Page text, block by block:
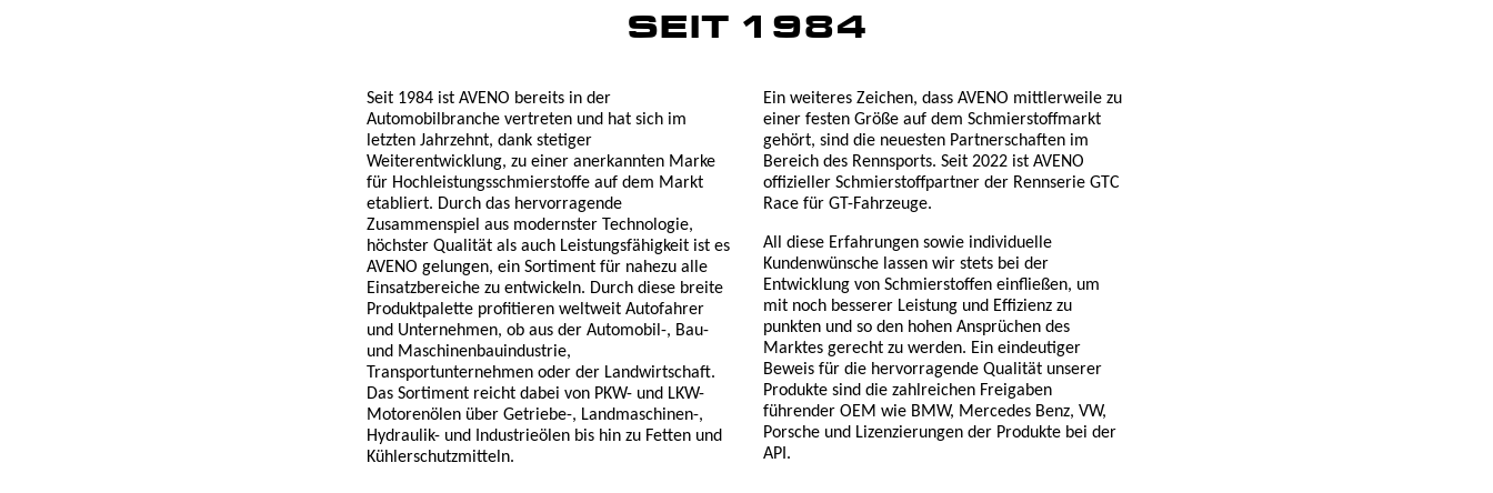
SEIT 1984
Seit 1984 ist AVENO bereits in der
Automobilbranche vertreten und hat sich im
letzten Jahrzehnt, dank stetiger
Weiterentwicklung, zu einer anerkannten Marke
für Hochleistungsschmierstoffe auf dem Markt
etabliert. Durch das hervorragende
Zusammenspiel aus modernster Technologie,
höchster Qualität als auch Leistungsfähigkeit ist es
AVENO gelungen, ein Sortiment für nahezu alle
Einsatzbereiche zu entwickeln. Durch diese breite
Produktpalette profitieren weltweit Autofahrer
und Unternehmen, ob aus der Automobil-, Bau-
und Maschinenbauindustrie,
Transportunternehmen oder der Landwirtschaft.
Das Sortiment reicht dabei von PKW- und LKW-
Motorenölen über Getriebe-, Landmaschinen-,
Hydraulik- und Industrieölen bis hin zu Fetten und
Kühlerschutzmitteln.
Ein weiteres Zeichen, dass AVENO mittlerweile zu
einer festen Größe auf dem Schmierstoffmarkt
gehört, sind die neuesten Partnerschaften im
Bereich des Rennsports. Seit 2022 ist AVENO
offizieller Schmierstoffpartner der Rennserie GTC
Race für GT-Fahrzeuge.
All diese Erfahrungen sowie individuelle
Kundenwünsche lassen wir stets bei der
Entwicklung von Schmierstoffen einfließen, um
mit noch besserer Leistung und Effizienz zu
punkten und so den hohen Ansprüchen des
Marktes gerecht zu werden. Ein eindeutiger
Beweis für die hervorragende Qualität unserer
Produkte sind die zahlreichen Freigaben
führender OEM wie BMW, Mercedes Benz, VW,
Porsche und Lizenzierungen der Produkte bei der
API.